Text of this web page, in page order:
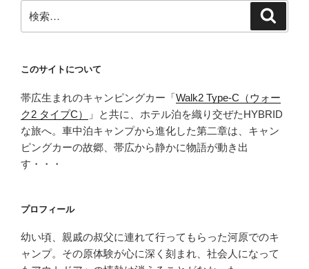
索:
このサイトについて
帯広生まれのキャンピングカー「Walk2 Type‑C（ウォー
ク2 タイプC）
」と共に、ホテル泊を織り交ぜたHYBRID
な旅へ。車中泊キャンプから進化した第二章は、キャン
ピングカーの故郷、帯広から静かに物語が動き出
す・・・
プロフィール
幼い頃、親戚の叔父に連れて行ってもらった河原でのキ
ャンプ。その原体験が心に深く刻まれ、社会人になって